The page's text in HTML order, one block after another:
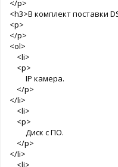
</p>
<h3>В комплект поставки
<p>
</p>
<ol>
<li>
<p>
IP камера.
</p>
</li>
<li>
<p>
Диск с ПО.
</p>
</li>
<li>